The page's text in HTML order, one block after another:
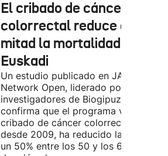
El cribado de cáncer
colorrectal reduce a la
mitad la mortalidad en
Euskadi
Un estudio publicado en JAMA
Network Open, liderado por
investigadores de Biogipuzkoa y
confirma que el programa vasco de
cribado de cáncer colorrectal, activo
desde 2009, ha reducido la
un 50% entre los 50 y los 69 años en